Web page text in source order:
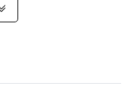
với PVC hoặc ống dẫn
vào hệ thống thông
tục mà không yêu cầu